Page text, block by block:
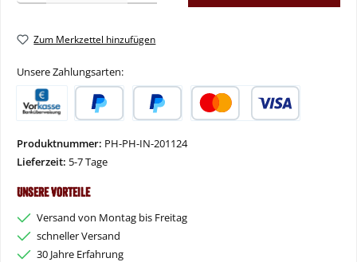
Zum Merkzettel hinzufügen
Unsere Zahlungsarten:
Produktnummer: PH-PH-IN-201124
Lieferzeit: 5-7 Tage
Unsere Vorteile
Versand von Montag bis Freitag
schneller Versand
30 Jahre Erfahrung